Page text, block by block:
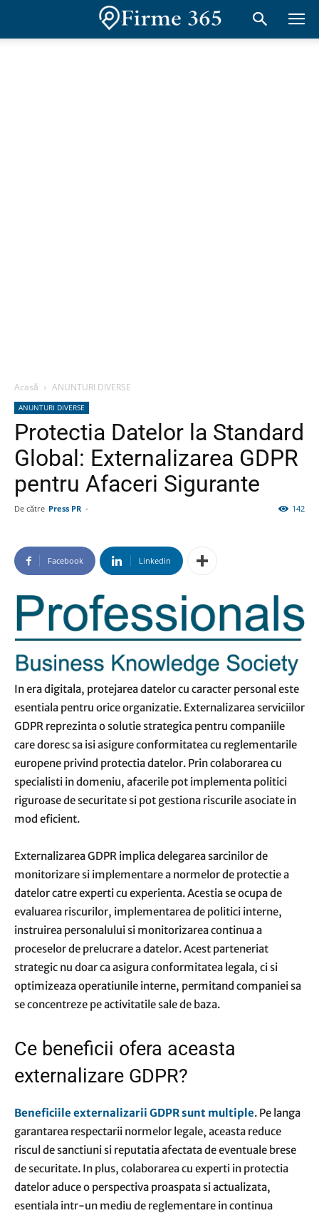
Acasă ANUNTURI DIVERSE
ANUNTURI DIVERSE
Protectia Datelor la Standard
Global: Externalizarea GDPR
pentru Afaceri Sigurante
De către Press PR - 142
Facebook Linkedin
In era digitala, protejarea datelor cu caracter personal este
esentiala pentru orice organizatie. Externalizarea serviciilor
GDPR reprezinta o solutie strategica pentru companiile
care doresc sa isi asigure conformitatea cu reglementarile
europene privind protectia datelor. Prin colaborarea cu
specialisti in domeniu, afacerile pot implementa politici
riguroase de securitate si pot gestiona riscurile asociate in
mod eficient.
Externalizarea GDPR implica delegarea sarcinilor de
monitorizare si implementare a normelor de protectie a
datelor catre experti cu experienta. Acestia se ocupa de
evaluarea riscurilor, implementarea de politici interne,
instruirea personalului si monitorizarea continua a
proceselor de prelucrare a datelor. Acest parteneriat
strategic nu doar ca asigura conformitatea legala, ci si
optimizeaza operatiunile interne, permitand companiei sa
se concentreze pe activitatile sale de baza.
Ce beneficii ofera aceasta
externalizare GDPR?
Beneficiile externalizarii GDPR sunt multiple. Pe langa
garantarea respectarii normelor legale, aceasta reduce
riscul de sanctiuni si reputatia afectata de eventuale brese
de securitate. In plus, colaborarea cu experti in protectia
datelor aduce o perspectiva proaspata si actualizata,
esentiala intr-un mediu de reglementare in continua